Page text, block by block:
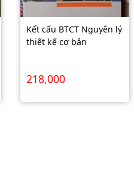
Kết cấu BTCT Nguyên lý
thiết kế cơ bản
218,000